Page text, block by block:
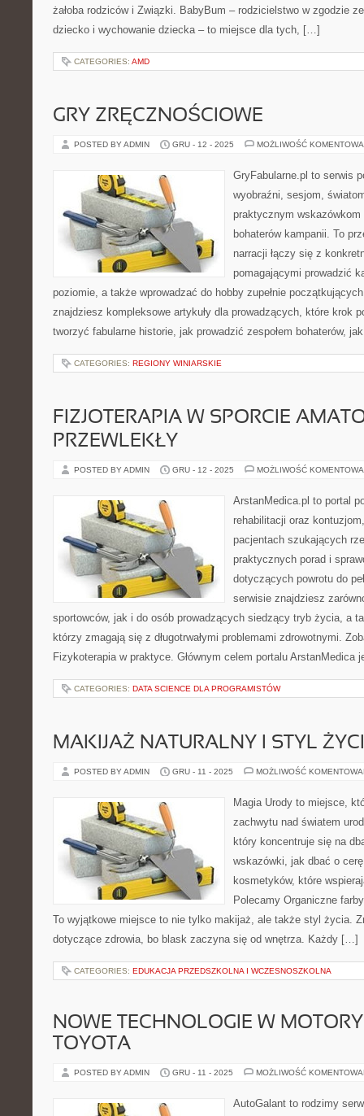
żałoba rodziców i Związki. BabyBum – rodzicielstwo w zgodzie
dziecko i wychowanie dziecka – to miejsce dla tych, […]
CATEGORIES: AMD
GRY ZRĘCZNOŚCIOWE
POSTED BY ADMIN GRU - 12 - 2025 MOŻLIWOŚĆ
GryFabularne.pl to serwis
wyobraźni, sesjom,
praktycznym
bohaterów kampanii. To
narracji łączy się z
pomagającymi prowadzić
poziomie, a także wprowadzać do hobby zupełnie
znajdziesz kompleksowe artykuły dla prowadzących, które krok
tworzyć fabularne historie, jak prowadzić zespołem bohaterów,
CATEGORIES: REGIONY WINIARSKIE
FIZJOTERAPIA W SPORCIE
PRZEWLEKŁY
POSTED BY ADMIN GRU - 12 - 2025 MOŻLIWOŚĆ
ArstanMedica.pl to portal
rehabilitacji oraz
pacjentach szukających
praktycznych porad i
dotyczących powrotu do
serwisie znajdziesz
sportowców, jak i do osób prowadzących siedzący tryb życia, a
którzy zmagają się z długotrwałymi problemami zdrowotnymi.
Fizykoterapia w praktyce. Głównym celem portalu ArstanMedica
CATEGORIES: DATA SCIENCE DLA PROGRAMISTÓW
MAKIJAŻ NATURALNY I STYL
POSTED BY ADMIN GRU - 11 - 2025 MOŻLIWOŚĆ
Magia Urody to miejsce,
zachwytu nad światem
który koncentruje się na
wskazówki, jak dbać o
kosmetyków, które
Polecamy Organiczne
To wyjątkowe miejsce to nie tylko makijaż, ale także styl życia.
dotyczące zdrowia, bo blask zaczyna się od wnętrza. Każdy […]
CATEGORIES: EDUKACJA PRZEDSZKOLNA I WCZESNOSZKOLNA
NOWE TECHNOLOGIE W
TOYOTA
POSTED BY ADMIN GRU - 11 - 2025 MOŻLIWOŚĆ
AutoGalant to rodzimy